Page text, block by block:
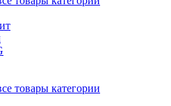
товары категории